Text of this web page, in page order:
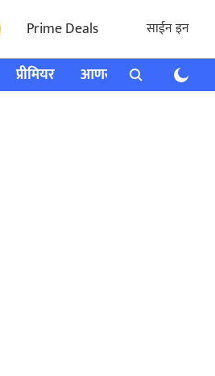
Prime Deals साईन इन
प्रीमियर आणखी राशी भविष्य